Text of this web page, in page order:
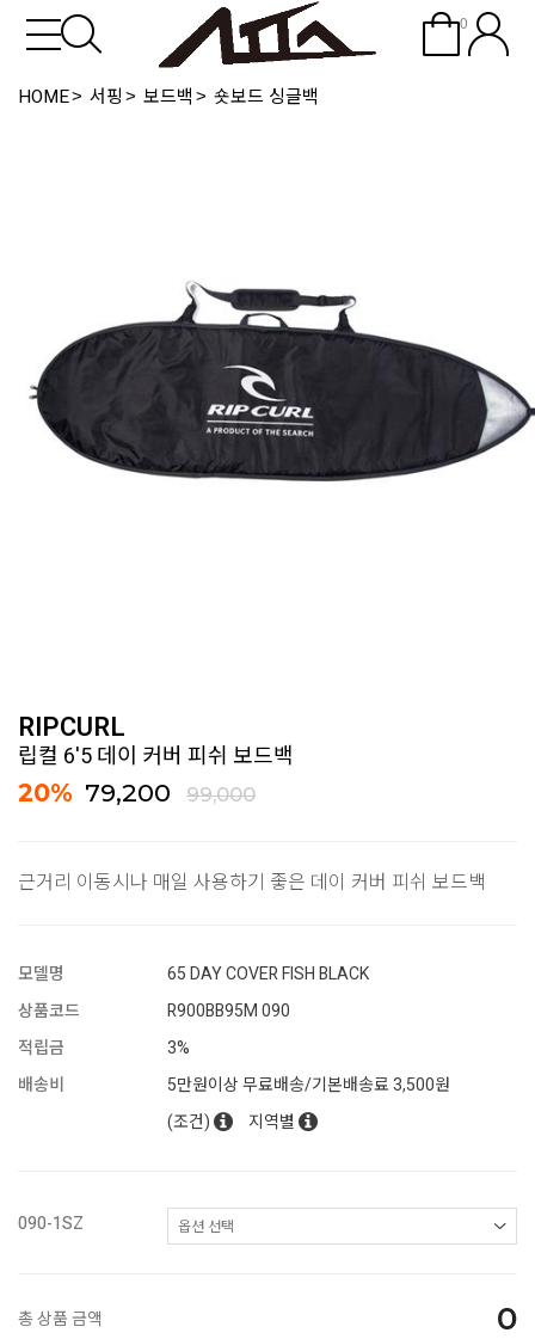
0
HOME 서핑 보드백 숏보드 싱글백
RIPCURL
립컬 6'5 데이 커버 피쉬 보드백
20% 79,200 99,000
근거리 이동시나 매일 사용하기 좋은 데이 커버 피쉬 보드백
모델명
65 DAY COVER FISH BLACK
상품코드
R900BB95M 090
적립금
3%
배송비
5만원이상 무료배송/기본배송료 3,500원
(조건)
지역별
090-1SZ
총 상품 금액 0